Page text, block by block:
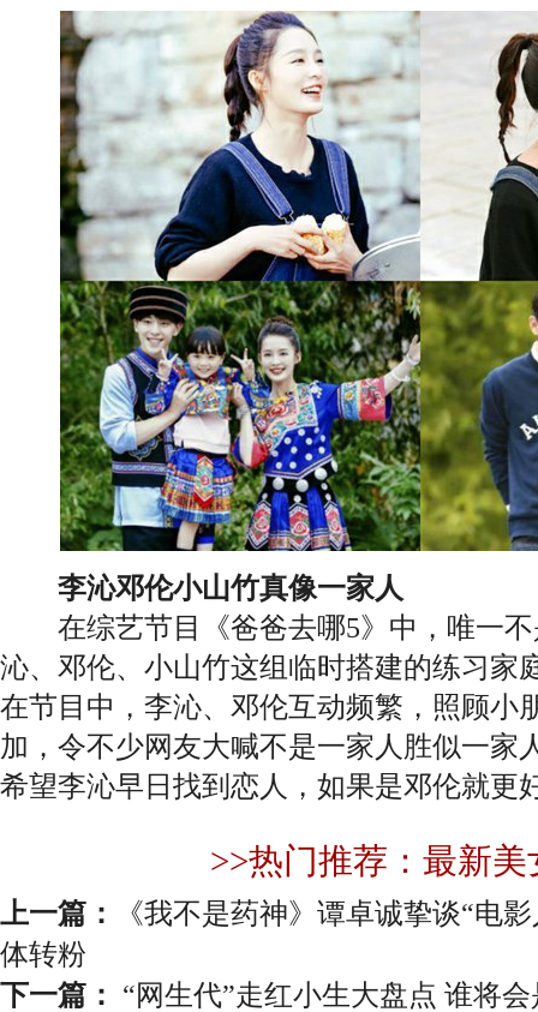
李沁邓伦小山竹真像一家人
在综艺节目《爸爸去哪5》中，唯一不
沁、邓伦、小山竹这组临时搭建的练习家
在节目中，李沁、邓伦互动频繁，照顾小
加，令不少网友大喊不是一家人胜似一家
希望李沁早日找到恋人，如果是邓伦就更
>>热门推荐：最新美
上一篇：
《我不是药神》谭卓诚挚谈“电
体转粉
下一篇： “网生代”走红小生大盘点 谁将